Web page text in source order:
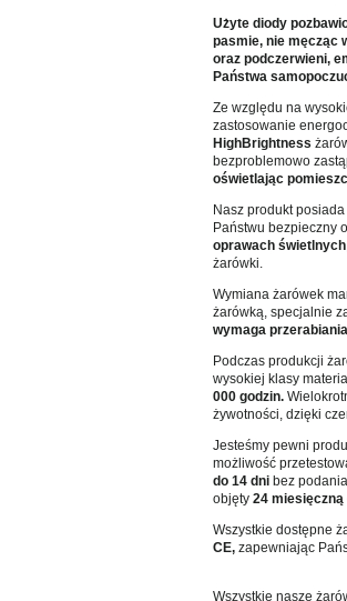
Użyte diody
pasmie, nie męcząc
oraz podczerwieni,
Państwa
Ze względu na
zastosowanie
HighBrightness
bezproblemowo
oświetlając
Nasz produkt
Państwu bezpieczny
oprawach świetlnych
żarówki.
Wymiana żarówek
żarówką, specjalnie
wymaga
Podczas produkcji
wysokiej klasy
000 godzin.
żywotności, dzięki
Jesteśmy pewni
możliwość
do 14 dni bez
objęty 24
Wszystkie dostępne
CE, zapewniając
Wszystkie nasze